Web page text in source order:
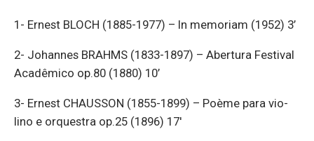
1- Er­nest BLOCH (1885-1977) – In me­mo­riam (1952) 3’
2- Johannes BRAHMS (1833-1897) – Aber­tura Fes­tival
Aca­dê­mico op.80 (1880) 10’
3- Er­nest CHAUSSON (1855-1899) – Poème para vi­o­
lino e or­questra op.25 (1896) 17′